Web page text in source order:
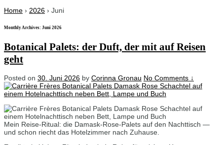
Home › 2026 › Juni
Monthly Archives: Juni 2026
Botanical Palets: der Duft, der mit auf Reisen
geht
Posted on 30. Juni 2026 by Corinna Gronau No Comments ↓
Mein Reise-Ritual: die Damask-Rose-Palets auf den Nachttisch —
und schon riecht das Hotelzimmer nach Zuhause.